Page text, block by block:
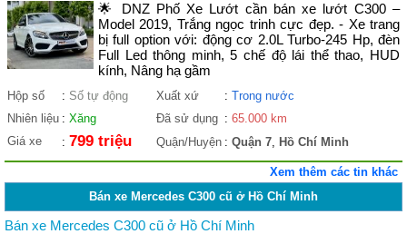
🌟 DNZ Phố Xe Lướt cần bán xe lướt C300 –
Model 2019, Trắng ngọc trinh cực đẹp. - Xe trang
bị full option với: động cơ 2.0L Turbo-245 Hp, đèn
Full Led thông minh, 5 chế độ lái thể thao, HUD
kính, Nâng hạ gầm
Hộp số : Số tự động Xuất xứ : Trong nước
Nhiên liệu : Xăng Đã sử dụng : 65.000 km
Giá xe
: 799 triệu Quận/Huyện : Quận 7, Hồ Chí Minh
Xem thêm các tin khác
Bán xe Mercedes C300 cũ ở Hồ Chí Minh
Bán xe Mercedes C300 cũ ở Hồ Chí Minh